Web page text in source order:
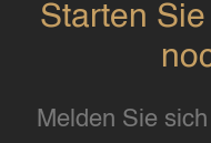
Starten
Melden Sie